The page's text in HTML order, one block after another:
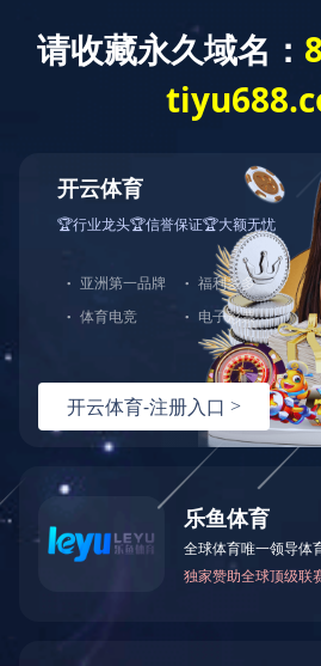
精品工程
息县高中学生食堂
开云官方版网站登录入口：2022-03-